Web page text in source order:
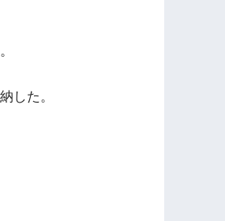
した。